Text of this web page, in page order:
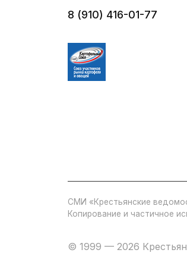
8 (910) 416-01-77
СМИ «Крестьянские
Копирование и частичное
© 1999 — 2026